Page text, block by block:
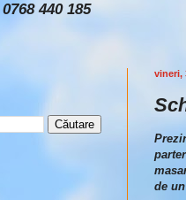
440 185
vineri,
de